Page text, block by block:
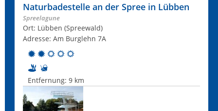
Naturbadestelle an der Spree in Lübben
Spreelagune
Ort: Lübben (Spreewald)
Adresse: Am Burglehn 7A
Entfernung: 9 km